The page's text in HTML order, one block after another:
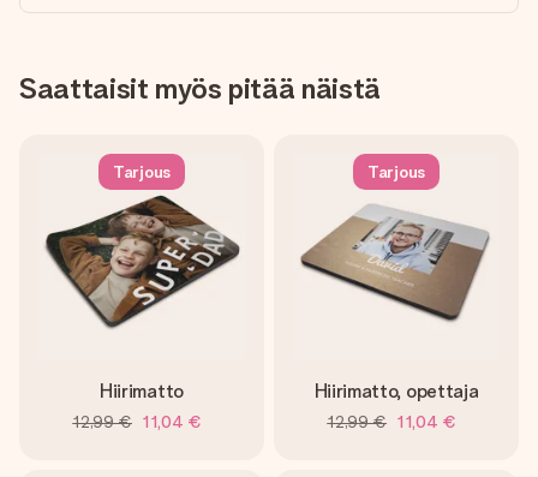
Saattaisit myös pitää näistä
Tarjous
Hiirimatto
12,99 € 11,04 €
Tarjous
Hiirimatto, opettaja
12,99 € 11,04 €